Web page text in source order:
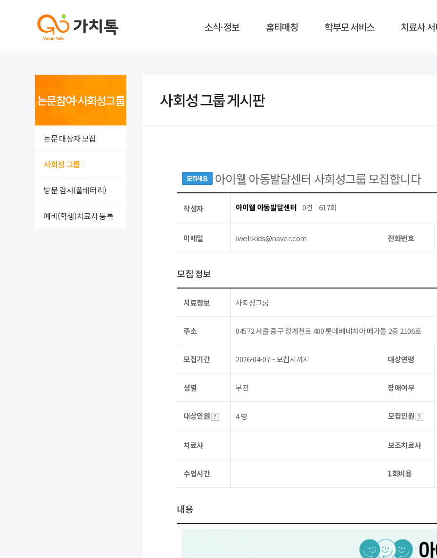
소식·정보 홈티매칭 학부모 서비스 치료사
논문참여·사회성그룹
논문 대상자 모집
사회성 그룹
방문 검사(풀배터리)
예비(학생)치료사 등록
사회성 그룹 게시판
모집해요 아이웰 아동발달센터 사회성그룹 모집합니다
작성자 아이웰 아동발달센터 0건 617회
이메일 iwellkids@naver.com 전화번호
모집 정보
치료정보 사회성그룹
주소 04572 서울 중구 청계천로 400 롯데베네치아 메가몰 2층 2106호
모집기간 2026-04-07 ~ 모집시까지 대상연령
성별 무관 장애여부
대상인원 4 명 모집인원
치료사 보조치료사
수업시간 1회비용
내용